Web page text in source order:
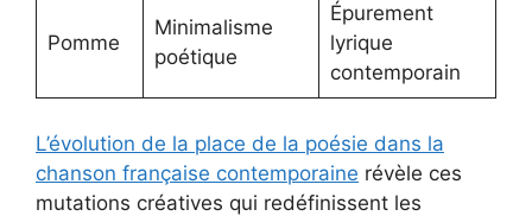
Pomme
Minimalisme
poétique
Épurement
lyrique
contemporain
L’évolution de la place de la poésie dans la
chanson française contemporaine révèle ces
mutations créatives qui redéfinissent les